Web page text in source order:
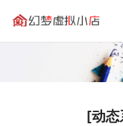
[动